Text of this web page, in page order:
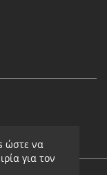
ώστε να
για τον